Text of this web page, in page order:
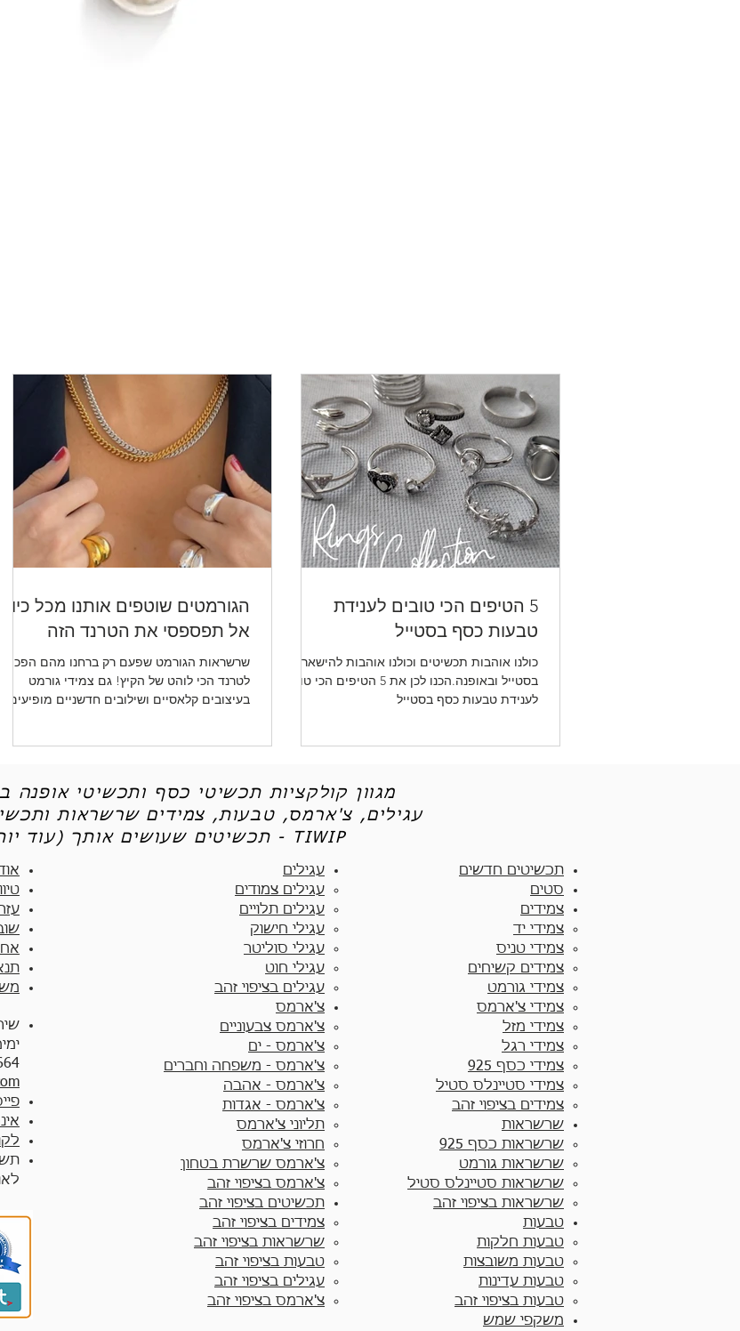
אודט
5 הטיפים הכי טובים לענידת
טבעות כסף בסטייל
כולנו אוהבות תכשיטים וכולנו אוהבות להישאר
בסטייל ובאופנה.הכנו לכן את 5 הטיפים הכי טובים
לענידת טבעות כסף בסטייל
הגורמטים שוטפים אותנו מכל כיוון -
אל תפספסי את הטרנד הזה
שרשראות הגורמט שפעם רק ברחנו מהם הפכו
לטרנד הכי לוהט של הקיץ! גם צמידי גורמט
בעיצובים קלאסיים ושילובים חדשניים מופיעים
מגוון קולקציות תכשיטי כסף ותכשיטי אופנה
עגילים, צ'ארמס, טבעות, צמידים שרשראות
תכשיטים שעושים אותך (עוד יותר) יפה - TIWIP
ימים
עגילים
עגילים צמודים​
עגילים תלויים
עגילי חישוק
עגילי סוליטר
עגילי חוט
עגילים בציפוי זהב
צ'ארמס
צ'ארמס צבעוניים​
צ'ארמס - ים
צ'ארמס - משפחה וחברים
צ'ארמס - אהבה
צ'ארמס - אגדות
תליוני צ'ארמס
חרוזי צ'ארמס
צ'ארמס שרשרת בטחון
צ'ארמס בציפוי זהב
תכשיטים בציפוי זהב
צמידים בציפוי זהב​
שרשראות בציפוי זהב
טבעות בציפוי זהב
עגילים בציפוי זהב
צ'ארמס בציפוי זהב
תכשיטים חדשים
סטים
צמידים
צמידי יד​
צמידי טניס
צמידים קשיחים
צמידי גורמט
צמידי צ'ארמס
צמידי מזל
צמידי רגל
צמידי כסף 925
צמידי סטיינלס סטיל
צמידים בציפוי זהב
שרשראות
שרשראות כסף 925​
שרשראות גורמט
שרשראות סטיינלס סטיל
שרשראות בציפוי זהב
טבעות
טבעות חלקות​
טבעות משובצות
טבעות עדינות
טבעות בציפוי זהב
משקפי שמש